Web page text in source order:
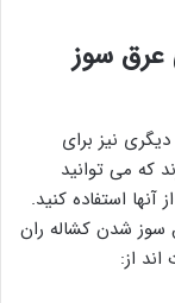
عرق سوز
نیز برای
که می توانید
استفاده کنید.
سوز شدن کشاله ران
از: